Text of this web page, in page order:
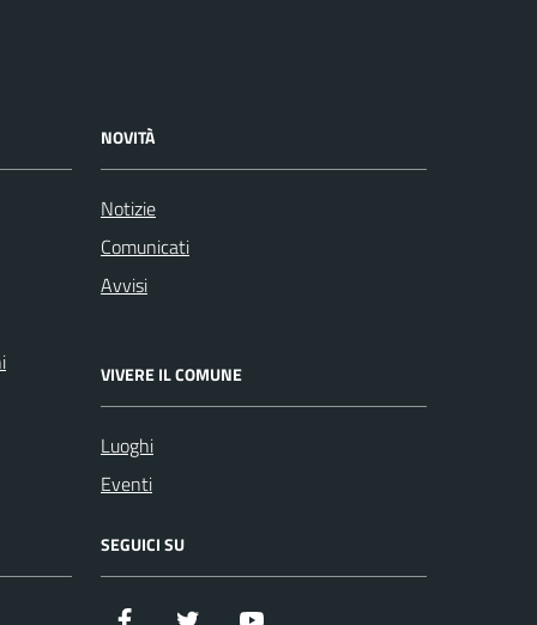
NOVITÀ
Notizie
Comunicati
Avvisi
VIVERE IL COMUNE
Luoghi
Eventi
SEGUICI SU